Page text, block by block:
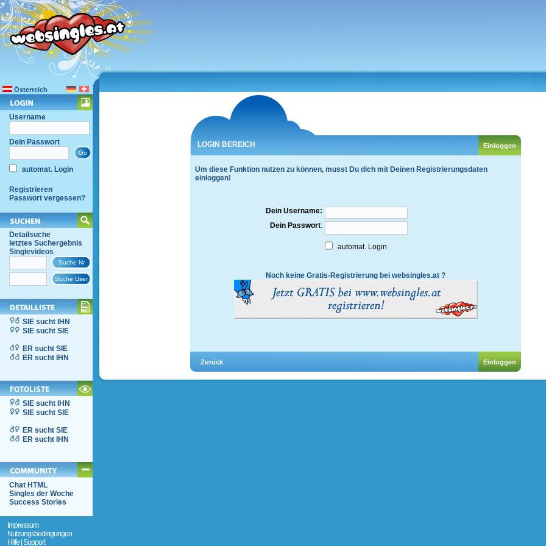
Österreich
Username
Dein Passwort
automat. Login
Registrieren
Passwort vergessen?
Detailsuche
letztes Suchergebnis
Singlevideos
SIE sucht IHN
SIE sucht SIE
ER sucht SIE
ER sucht IHN
SIE sucht IHN
SIE sucht SIE
ER sucht SIE
ER sucht IHN
Chat HTML
Singles der Woche
Success Stories
Impressum
Nutzungsbedingungen
Hilfe | Support
LOGIN BEREICH
Um diese Funktion nutzen zu können, musst Du dich mit Deinen Registrierungsdaten
einloggen!
Dein Username:
Dein Passwort:
automat. Login
Noch keine Gratis-Registrierung bei websingles.at ?